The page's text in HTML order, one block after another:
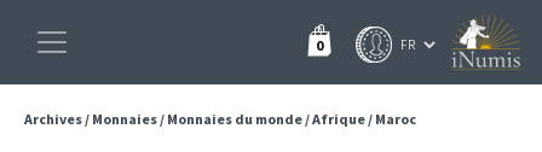
0
Archives/ Monnaies/ Monnaies du monde/Afrique/ Maroc